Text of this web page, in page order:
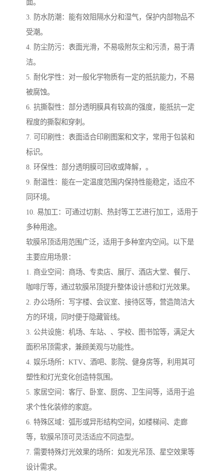
面。
3. 防水防潮：能有效阻隔水分和湿气，保护内部物品不
受潮。
4. 防尘防污：表面光滑，不易吸附灰尘和污渍，易于清
洁。
5. 耐化学性：对一般化学物质有一定的抵抗能力，不易
被腐蚀。
6. 抗撕裂性：部分透明膜具有较高的强度，能抵抗一定
程度的撕裂和穿刺。
7. 可印刷性：表面适合印刷图案和文字，常用于包装和
标识。
8. 环保性：部分透明膜可回收或降解，。
9. 耐温性：能在一定温度范围内保持性能稳定，适应不
同环境。
10. 易加工：可通过切割、热封等工艺进行加工，适用于
多种用途。
软膜吊顶适用范围广泛，适用于多种室内空间。以下是
主要应用场景：
1. 商业空间：商场、专卖店、展厅、酒店大堂、餐厅、
咖啡厅等，通过软膜吊顶提升整体设计感和灯光效果。
2. 办公场所：写字楼、会议室、接待区等，营造简洁大
方的环境，同时便于隐藏管线。
3. 公共设施：机场、车站、、学校、图书馆等，满足大
面积吊顶需求，兼顾美观与功能性。
4. 娱乐场所：KTV、酒吧、影院、健身房等，利用其可
塑性和灯光变化创造特氛围。
5. 家居空间：客厅、卧室、厨房、卫生间等，适用于追
求个性化装修的家庭。
6. 特殊区域：弧形或异形结构空间，如楼梯间、走廊
等，软膜吊顶可灵活适应不同造型。
7. 需要特殊灯光效果的场所：如发光吊顶、星空效果等
设计需求。